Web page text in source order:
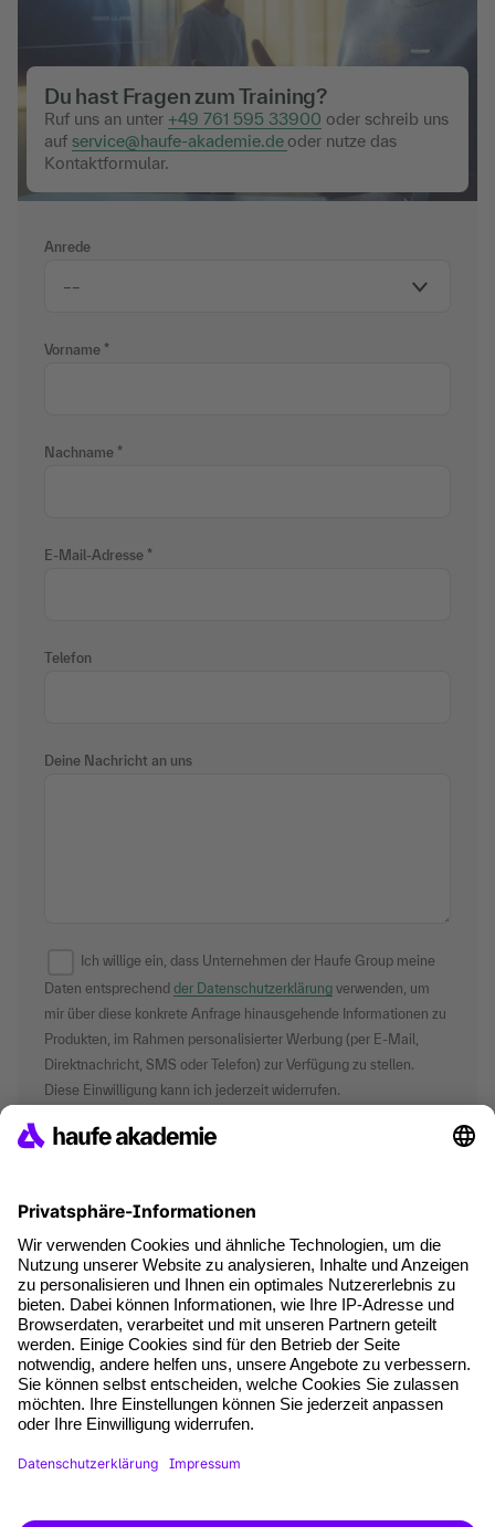
Anrede
Vorname
Nachname
E-Mail-Adresse
Telefon
Deine Nachricht an uns
Ich willige ein, dass Unternehmen der Haufe Group meine
Daten entsprechend der Datenschutzerklärung verwenden, um
mir über diese konkrete Anfrage hinausgehende Informationen zu
Produkten, im Rahmen personalisierter Werbung (per E-Mail,
Direktnachricht, SMS oder Telefon) zur Verfügung zu stellen.
Diese Einwilligung kann ich jederzeit widerrufen.
*Pflichtfelder
Du hast Fragen zum Training?
Ruf uns an unter +49 761 595 33900 oder schreib uns
auf service@haufe-akademie.de oder nutze das
Kontaktformular.
where tech professionals grow
AGB